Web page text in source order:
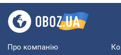
Про компанію